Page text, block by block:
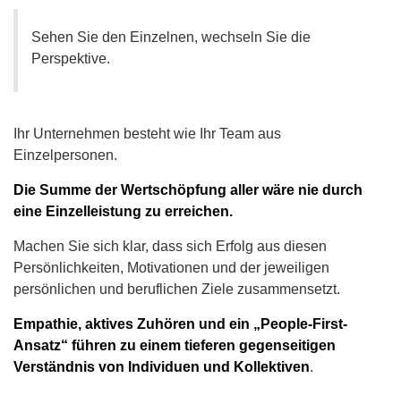
Sehen Sie den Einzelnen, wechseln Sie die
Perspektive.
Ihr Unternehmen besteht wie Ihr Team aus
Einzelpersonen.
Die Summe der Wertschöpfung aller wäre nie durch
eine Einzelleistung zu erreichen.
Machen Sie sich klar, dass sich Erfolg aus diesen
Persönlichkeiten, Motivationen und der jeweiligen
persönlichen und beruflichen Ziele zusammensetzt.
Empathie, aktives Zuhören und ein „People-First-
Ansatz“ führen zu einem tieferen gegenseitigen
Verständnis von Individuen und Kollektiven.